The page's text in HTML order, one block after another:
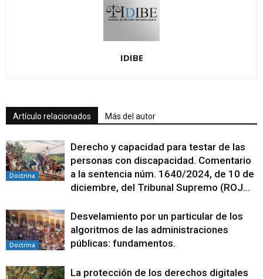
IDIBE
Artículo relacionados Más del autor
Doctrina
Derecho y capacidad para testar de las
personas con discapacidad. Comentario
a la sentencia núm. 1640/2024, de 10 de
diciembre, del Tribunal Supremo (ROJ...
Doctrina
Desvelamiento por un particular de los
algoritmos de las administraciones
públicas: fundamentos.
La protección de los derechos digitales